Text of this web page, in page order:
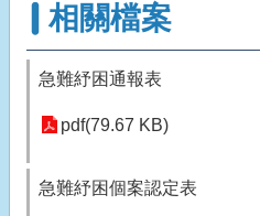
相關檔案
急難紓困通報表
pdf(79.67 KB)
急難紓困個案認定表